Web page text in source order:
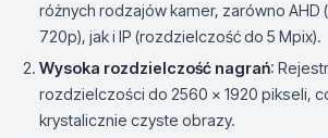
różnych rodzajów kamer, zarówno AHD
720p), jak i IP (rozdzielczość do 5 Mpix).
Wysoka rozdzielczość nagrań:
rozdzielczości do 2560 x 1920 pikseli,
krystalicznie czyste obrazy.